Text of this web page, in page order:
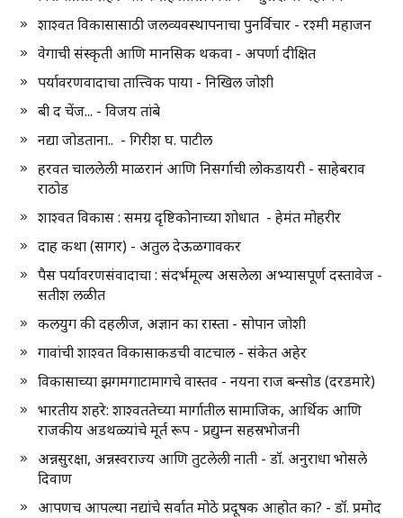
शाश्वत विकासासाठी जलव्यवस्थापनाचा पुनर्विचार - रश्मी महाजन
वेगाची संस्कृती आणि मानसिक थकवा - अपर्णा दीक्षित
पर्यावरणवादाचा तात्त्विक पाया - निखिल जोशी
बी द चेंज... - विजय तांबे
नद्या जोडताना.. - गिरीश घ. पाटील
हरवत चाललेली माळरानं आणि निसर्गाची लोकडायरी - साहेबराव
राठोड
शाश्वत विकास : समग्र दृष्टिकोनाच्या शोधात - हेमंत मोहरीर
दाह कथा (सागर) - अतुल देऊळगावकर
पैस पर्यावरणसंवादाचा : संदर्भमूल्य असलेला अभ्यासपूर्ण दस्तावेज -
सतीश लळीत
कलयुग की दहलीज, अज्ञान का रास्ता - सोपान जोशी
गावांची शाश्वत विकासाकडची वाटचाल - संकेत अहेर
विकासाच्या झगमगाटामागचे वास्तव - नयना राज बन्सोड (दरडमारे)
भारतीय शहरे: शाश्वततेच्या मार्गातील सामाजिक, आर्थिक आणि
राजकीय अडथळ्यांचे मूर्त रूप - प्रद्युम्न सहस्रभोजनी
अन्नसुरक्षा, अन्नस्वराज्य आणि तुटलेली नाती - डॉ. अनुराधा भोसले
दिवाण
आपणच आपल्या नद्यांचे सर्वात मोठे प्रदूषक आहोत का? - डॉ. प्रमोद